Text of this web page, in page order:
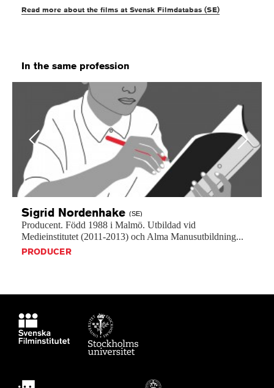
Read more about the films at Svensk Filmdatabas (SE)
In the same profession
Previous
Sigrid Nordenhake (SE)
Producent. Född 1988 i Malmö. Utbildad vid
Medieinstitutet (2011-2013) ochAlma Manusutbildning...
PRODUCER
Next